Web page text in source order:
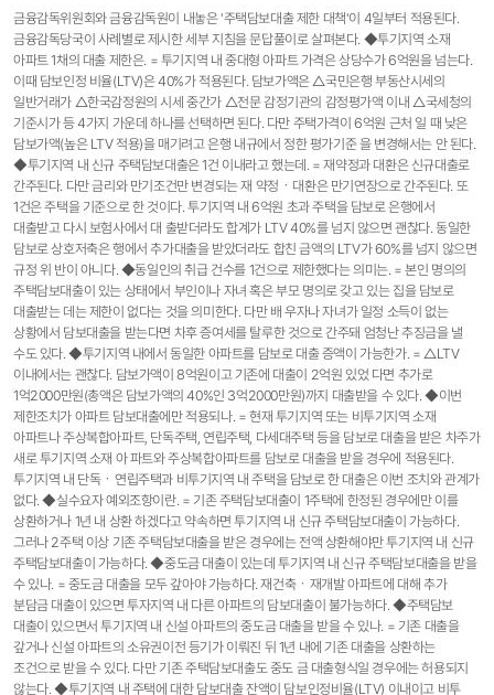
금융감독위원회와 금융감독원이 내놓은 '주택담보대출 제한 대책'이 4일부터 적용된다.
금융감독당국이 사례별로 제시한 세부 지침을 문답풀이로 살펴본다. ◆투기지역 소재
아파트 1채의 대출 제한은. = 투기지역 내 중대형 아파트 가격은 상당수가 6억원을 넘는다.
이때 담보인정 비율(LTV)은 40%가 적용된다. 담보가액은 △국민은행 부동산시세의
일반거래가 △한국감정원의 시세 중간가 △전문 감정기관의 감정평가액 이내 △국세청의
기준시가 등 4가지 가운데 하나를 선택하면 된다. 다만 주택가격이 6억원 근처 일 때 낮은
담보가액(높은 LTV 적용)을 매기려고 은행 내규에서 정한 평가기준 을 변경해서는 안 된다.
◆투기지역 내 신규 주택담보대출은 1건 이내라고 했는데. = 재약정과 대환은 신규대출로
간주된다. 다만 금리와 만기조건만 변경되는 재 약정ㆍ대환은 만기연장으로 간주된다. 또
1건은 주택을 기준으로 한 것이다. 투기지역 내 6억원 초과 주택을 담보로 은행에서
대출받고 다시 보험사에서 대 출받더라도 합계가 LTV 40%를 넘지 않으면 괜찮다. 동일한
담보로 상호저축은 행에서 추가대출을 받았더라도 합친 금액의 LTV가 60%를 넘지 않으면
규정 위 반이 아니다. ◆동일인의 취급 건수를 1건으로 제한했다는 의미는. = 본인 명의의
주택담보대출이 있는 상태에서 부인이나 자녀 혹은 부모 명의로 갖고 있는 집을 담보로
대출받는 데는 제한이 없다는 것을 의미한다. 다만 배 우자나 자녀가 일정 소득이 없는
상황에서 담보대출을 받는다면 차후 증여세를 탈루한 것으로 간주돼 엄청난 추징금을 낼
수도 있다. ◆투기지역 내에서 동일한 아파트를 담보로 대출 증액이 가능한가. = △LTV
이내에서는 괜찮다. 담보가액이 8억원이고 기존에 대출이 2억원 있었 다면 추가로
1억2000만원(총액은 담보가액의 40%인 3억2000만원)까지 대출받을 수 있다. ◆이번
제한조치가 아파트 담보대출에만 적용되나. = 현재 투기지역 또는 비투기지역 소재
아파트나 주상복합아파트, 단독주택, 연립주택, 다세대주택 등을 담보로 대출을 받은 차주가
새로 투기지역 소재 아 파트와 주상복합아파트를 담보로 대출을 받을 경우에 적용된다.
투기지역 내 단독ㆍ연립주택과 비투기지역 내 주택을 담보로 한 대출은 이번 조치와 관계가
없다. ◆실수요자 예외조항이란. = 기존 주택담보대출이 1주택에 한정된 경우에만 이를
상환하거나 1년 내 상환 하겠다고 약속하면 투기지역 내 신규 주택담보대출이 가능하다.
그러나 2주택 이상 기존 주택담보대출을 받은 경우에는 전액 상환해야만 투기지역 내 신규
주택담보대출이 가능하다. ◆중도금 대출이 있는데 투기지역 내 신규 주택담보대출을 받을
수 있나. = 중도금 대출을 모두 갚아야 가능하다. 재건축ㆍ재개발 아파트에 대해 추가
분담금 대출이 있으면 투자지역 내 다른 아파트의 담보대출이 불가능하다. ◆주택담보
대출이 있으면서 투기지역 내 신설 아파트의 중도금 대출을 받을 수 있나. = 기존 대출을
갚거나 신설 아파트의 소유권이전 등기가 이뤄진 뒤 1년 내에 기존 대출을 상환하는
조건으로 받을 수 있다. 다만 기존 주택담보대출도 중도 금 대출형식일 경우에는 허용되지
않는다. ◆투기지역 내 주택에 대한 담보대출 잔액이 담보인정비율(LTV) 이내이고 비투